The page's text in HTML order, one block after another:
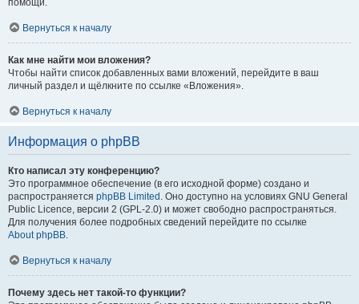
помощи.
Вернуться к началу
Как мне найти мои вложения?
Чтобы найти список добавленных вами вложений, перейдите в ваш
личный раздел и щёлкните по ссылке «Вложения».
Вернуться к началу
Информация о phpBB
Кто написал эту конференцию?
Это программное обеспечение (в его исходной форме) создано и
распространяется phpBB Limited . Оно доступно на условиях GNU General
Public Licence, версии 2 (GPL-2.0) и может свободно распространяться.
Для получения более подробных сведений перейдите по ссылке
About phpBB.
Вернуться к началу
Почему здесь нет такой-то функции?